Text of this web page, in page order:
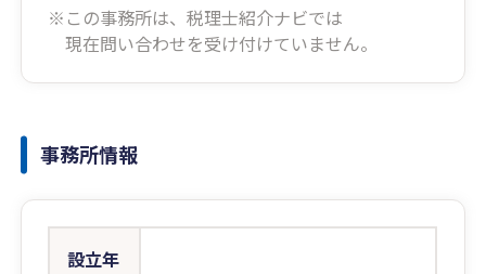
※この事務所は、税理士紹介ナビでは
現在問い合わせを受け付けていません。
事務所情報
設立年